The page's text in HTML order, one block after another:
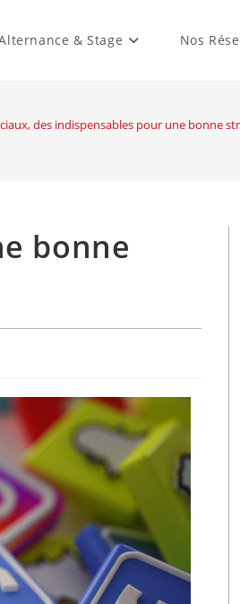
& Stage Nos
des indispensables pour une bonne
bonne